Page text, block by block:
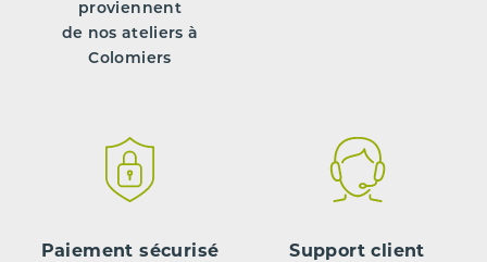
proviennent
de nos ateliers à
Colomiers
Paiement sécurisé Support client